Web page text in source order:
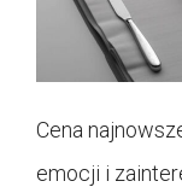
Cena
emocji i